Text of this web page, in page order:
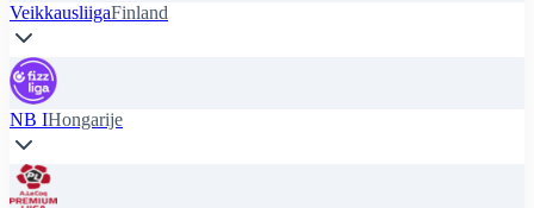
VeikkausliigaFinland
NB IHongarije